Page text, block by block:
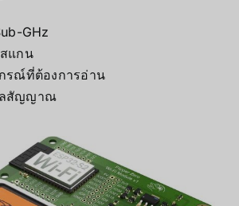
GHz
แกน
รณ์ที่ต้องการอ่าน
สัญญาณ